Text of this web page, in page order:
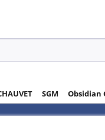
SGM Obsidian